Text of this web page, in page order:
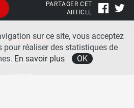
PARTAGER CET
ARTICLE
légales
sur ce site, vous acceptez
réaliser des statistiques de
En savoir plus OK